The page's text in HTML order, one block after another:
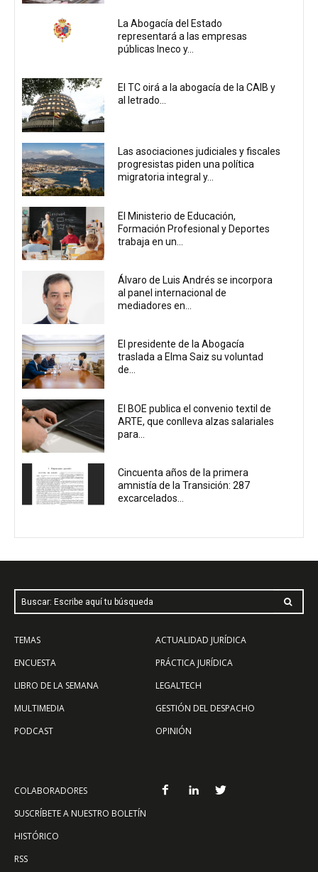
La Abogacía del Estado
representará a las empresas
públicas Ineco y...
El TC oirá a la abogacía de la CAIB y
al letrado...
Las asociaciones judiciales y fiscales
progresistas piden una política
migratoria integral y...
El Ministerio de Educación,
Formación Profesional y Deportes
trabaja en un...
Álvaro de Luis Andrés se incorpora
al panel internacional de
mediadores en...
El presidente de la Abogacía
traslada a Elma Saiz su voluntad
de...
El BOE publica el convenio textil de
ARTE, que conlleva alzas salariales
para...
Cincuenta años de la primera
amnistía de la Transición: 287
excarcelados...
Buscar: Escribe aquí tu búsqueda
TEMAS
ENCUESTA
LIBRO DE LA SEMANA
MULTIMEDIA
PODCAST
ACTUALIDAD JURÍDICA
PRÁCTICA JURÍDICA
LEGALTECH
GESTIÓN DEL DESPACHO
OPINIÓN
COLABORADORES
SUSCRÍBETE A NUESTRO BOLETÍN
HISTÓRICO
RSS